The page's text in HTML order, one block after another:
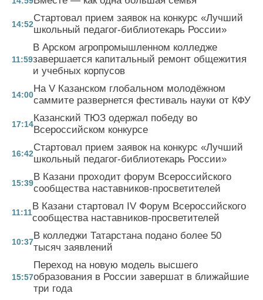
14:52
Стартовал прием заявок на конкурс «Лучший
школьный педагог-библиотекарь России»
11:59
В Арском агропромышленном колледже
завершается капитальный ремонт общежития
и учебных корпусов
14:00
На V Казанском глобальном молодёжном
саммите развернется фестиваль науки от КФУ
17:14
Казанский ТЮЗ одержал победу во
Всероссийском конкурсе
16:42
Стартовал прием заявок на конкурс «Лучший
школьный педагог-библиотекарь России»
15:39
В Казани проходит форум Всероссийского
сообщества наставников-просветителей
11:11
В Казани стартовал IV Форум Всероссийского
сообщества наставников-просветителей
10:37
В колледжи Татарстана подано более 50
тысяч заявлений
15:57
Переход на новую модель высшего
образования в России завершат в ближайшие
три года